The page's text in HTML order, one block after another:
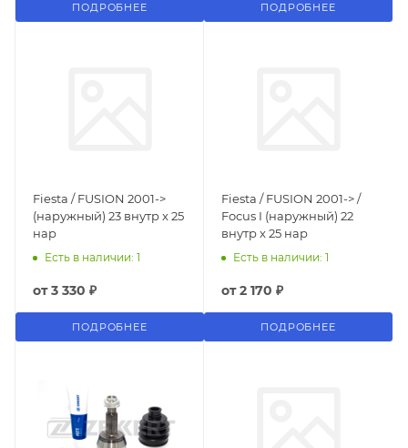
ПОДРОБНЕЕ ПОДРОБНЕЕ
Fiesta / FUSION 2001->
(наружный) 23 внутр x 25
нар
Есть в наличии: 1
от3 330 ₽
ПОДРОБНЕЕ
Fiesta / FUSION 2001-> /
Focus I (наружный) 22
внутр x 25 нар
Есть в наличии: 1
от2 170 ₽
ПОДРОБНЕЕ